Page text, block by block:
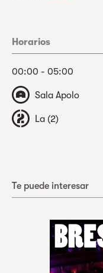
Horarios
00:00 - 05:00
Sala Apolo
La (2)
Te puede interesar